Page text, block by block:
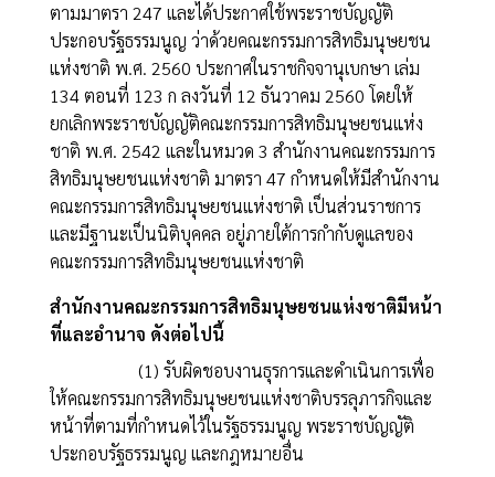
ตามมาตรา 247 และได้ประกาศใช้พระราชบัญญัติ
ประกอบรัฐธรรมนูญ ว่าด้วยคณะกรรมการสิทธิมนุษยชน
แห่งชาติ พ.ศ. 2560 ประกาศในราชกิจจานุเบกษา เล่ม
134 ตอนที่ 123 ก ลงวันที่ 12 ธันวาคม 2560 โดยให้
ยกเลิกพระราชบัญญัติคณะกรรมการสิทธิมนุษยชนแห่ง
ชาติ พ.ศ. 2542 และในหมวด 3 สำนักงานคณะกรรมการ
สิทธิมนุษยชนแห่งชาติ มาตรา 47 กำหนดให้มีสำนักงาน
คณะกรรมการสิทธิมนุษยชนแห่งชาติ เป็นส่วนราชการ
และมีฐานะเป็นนิติบุคคล อยู่ภายใต้การกำกับดูแลของ
คณะกรรมการสิทธิมนุษยชนแห่งชาติ
สำนักงานคณะกรรมการสิทธิมนุษยชนแห่งชาติมีหน้า
ที่และอำนาจ ดังต่อไปนี้
(1) รับผิดชอบงานธุรการและดำเนินการเพื่อ
ให้คณะกรรมการสิทธิมนุษยชนแห่งชาติบรรลุภารกิจและ
หน้าที่ตามที่กำหนดไว้ในรัฐธรรมนูญ พระราชบัญญัติ
ประกอบรัฐธรรมนูญ และกฎหมายอื่น